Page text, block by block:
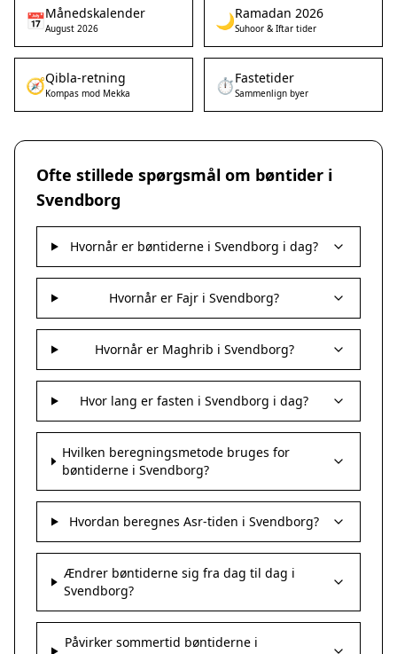
📅Månedskalender
August 2026 🌙Ramadan 2026
Suhoor & Iftar tider
🧭Qibla-retning
Kompas mod Mekka ⏱️Fastetider
Sammenlign byer
Ofte stillede spørgsmål om bøntider i
Svendborg
Hvornår er bøntiderne i Svendborg i dag?
Hvornår er Fajr i Svendborg?
Hvornår er Maghrib i Svendborg?
Hvor lang er fasten i Svendborg i dag?
Hvilken beregningsmetode bruges for
bøntiderne i Svendborg?
Hvordan beregnes Asr-tiden i Svendborg?
Ændrer bøntiderne sig fra dag til dag i
Svendborg?
Påvirker sommertid bøntiderne i